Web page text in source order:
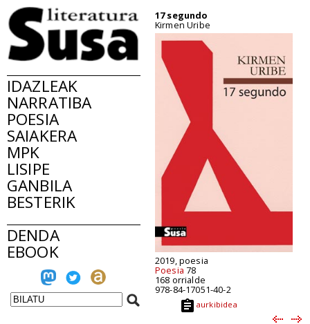
IDAZLEAK
NARRATIBA
POESIA
SAIAKERA
MPK
LISIPE
GANBILA
BESTERIK
DENDA
EBOOK
17 segundo
Kirmen Uribe
2019, poesia
Poesia 78
168 orrialde
978-84-17051-40-2
aurkibidea